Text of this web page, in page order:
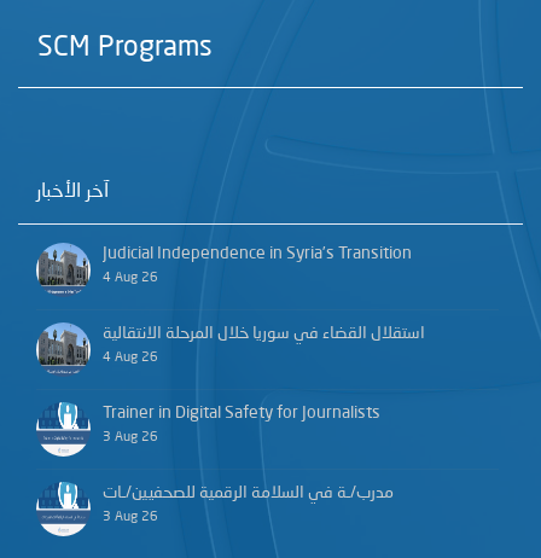
SCM Programs
آخر الأخبار
Judicial Independence in Syria’s Transition
4 Aug 26
استقلال القضاء في سوريا خلال المرحلة الانتقالية
4 Aug 26
Trainer in Digital Safety for Journalists
3 Aug 26
مدرب/ـة في السلامة الرقمية للصحفيين/ـات
3 Aug 26